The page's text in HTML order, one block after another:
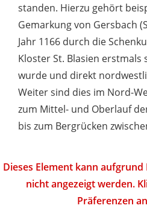
standen. Hierzu gehört
Gemarkung von Gersbach
Jahr 1166 durch die
Kloster St. Blasien
wurde und direkt
Weiter sind dies im Nord-
zum Mittel- und Oberlauf
bis zum Bergrücken
Dieses Element kann
nicht angezeigt werden.
Präferenzen